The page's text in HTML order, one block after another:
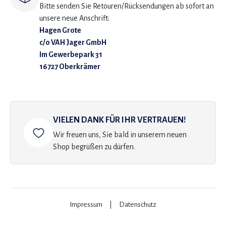
Bitte senden Sie Retouren/Rücksendungen ab sofort an
unsere neue Anschrift:
Hagen Grote
c/o VAH Jager GmbH
Im Gewerbepark 31
16727 Oberkrämer
VIELEN DANK FÜR IHR VERTRAUEN!
Wir freuen uns, Sie bald in unserem neuen
Shop begrüßen zu dürfen.
Impressum Datenschutz